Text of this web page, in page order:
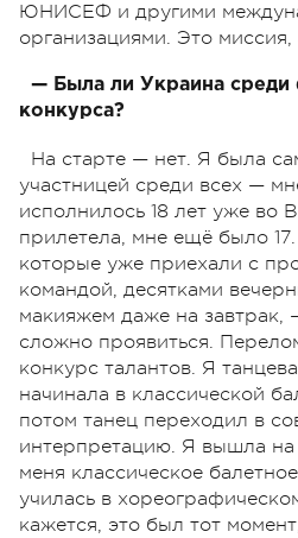
ЮНИСЕФ и другими
организациями. Это миссия,
— Была ли Украина среди
конкурса?
На старте — нет. Я была
участницей среди всех —
исполнилось 18 лет уже во
прилетела, мне ещё было
которые уже приехали с
командой, десятками
макияжем даже на завтрак,
сложно проявиться.
конкурс талантов. Я
начинала в классической
потом танец переходил в
интерпретацию. Я вышла на
меня классическое
училась в
кажется, это был тот